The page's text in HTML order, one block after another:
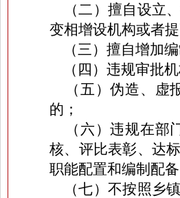
（二）擅自设立
变相增设机构或者
（三） 擅自增加
（四） 违规审批
（五）伪造、虚
的；
（六）违规在部
核、评比表彰、达
职能配置和编制配备
（七）不按照乡